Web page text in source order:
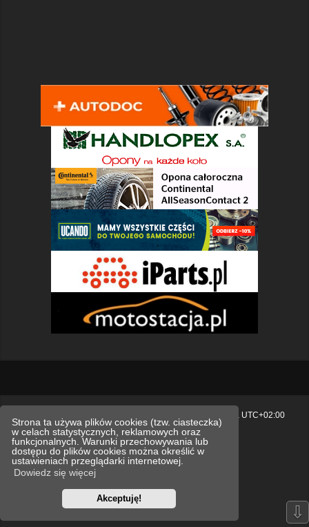
Strona ta używa plików cookies (tzw. ciasteczka)
w celach statystycznych, reklamowych oraz
funkcjonalnych. Warunki przechowywania lub
dostępu do plików cookies można określić w
ustawieniach przeglądarki internetowej.
Dowiedz się więcej
Akceptuję!
UTC+02:00
Polityka prywatności.
Technologię dostarczaphpBB® Forum Software © phpBB Limited
Polski pakiet językowy dostarczaphpBB.pl
Style we_universal created by INVENTEA & v12mike
phpBB SEO ⇩